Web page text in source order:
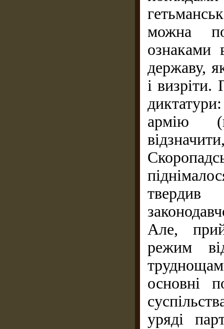
можна
ознаками
державу,
і визріти.
армію
твердив
Але,
режим
основні
уряді